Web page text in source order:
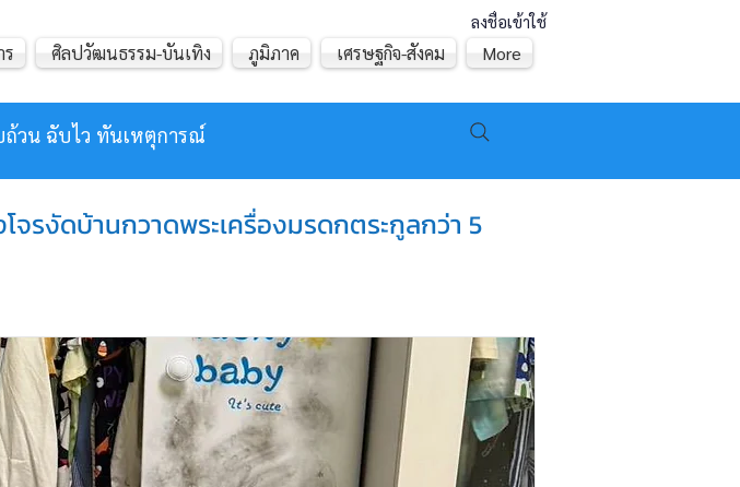
ลงชื่อเข้าใช้
ถ้วน ฉับไว ทันเหตุการณ์
ศิลปวัฒนธรรม-บันเทิง ภูมิภาค เศรษฐกิจ-สังคม More
รงัดบ้านกวาดพระเครื่องมรดกตระกูลกว่า 5